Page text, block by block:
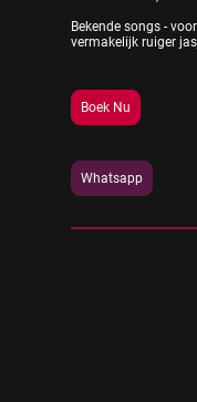
Bekende songs -
vermakelijk ruiger
Boek Nu
Whatsapp